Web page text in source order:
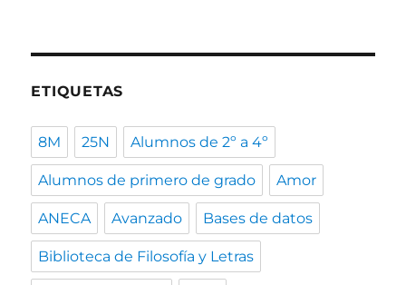
ETIQUETAS
8M 25N Alumnos de 2º a 4º
Alumnos de primero de grado Amor
ANECA Avanzado Bases de datos
Biblioteca de Filosofía y Letras